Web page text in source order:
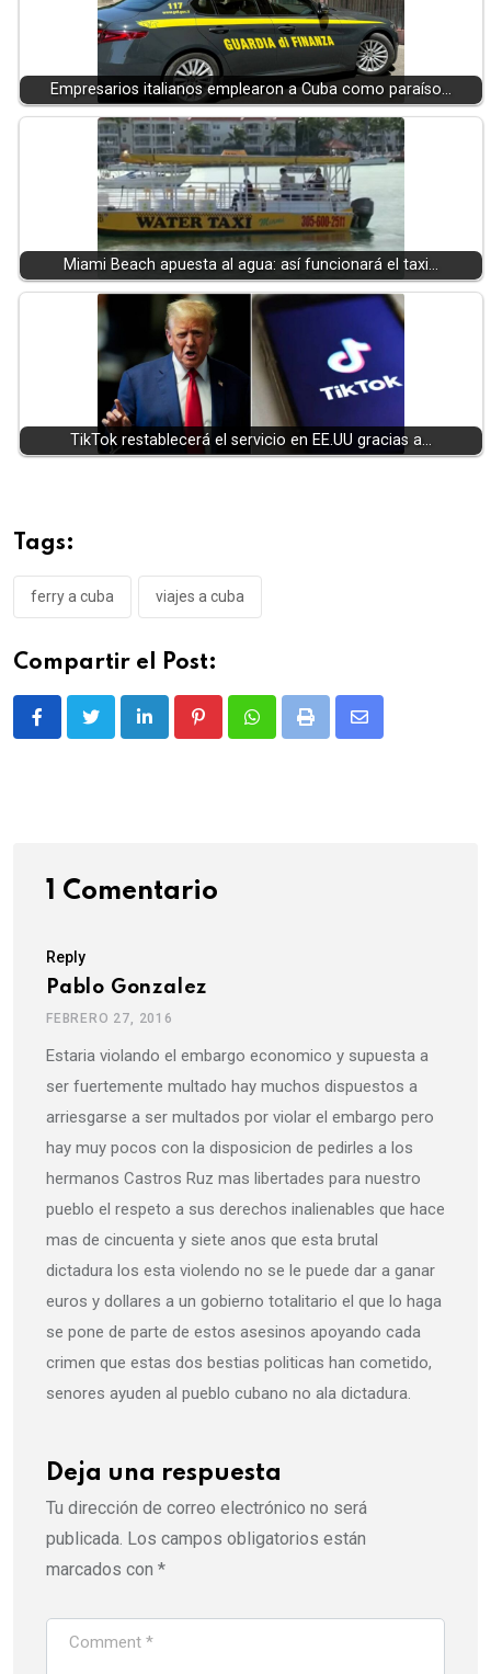
Empresarios italianos emplearon a Cuba como paraíso…
Miami Beach apuesta al agua: así funcionará el taxi…
TikTok restablecerá el servicio en EE.UU gracias a…
Tags:
ferry a cuba viajes a cuba
Compartir el Post:
LinkedIn PinterestWhatsappPrint
Share
1 Comentario
Reply
Pablo Gonzalez
FEBRERO 27, 2016
Estaria violando el embargo economico y supuesta a
ser fuertemente multado hay muchos dispuestos a
arriesgarse a ser multados por violar el embargo pero
hay muy pocos con la disposicion de pedirles a los
hermanos Castros Ruz mas libertades para nuestro
pueblo el respeto a sus derechos inalienables que hace
mas de cincuenta y siete anos que esta brutal
dictadura los esta violendo no se le puede dar a ganar
euros y dollares a un gobierno totalitario el que lo haga
se pone de parte de estos asesinos apoyando cada
crimen que estas dos bestias politicas han cometido,
senores ayuden al pueblo cubano no ala dictadura.
Deja una respuesta
Tu dirección de correo electrónico no será
publicada. Los campos obligatorios están
marcados con *